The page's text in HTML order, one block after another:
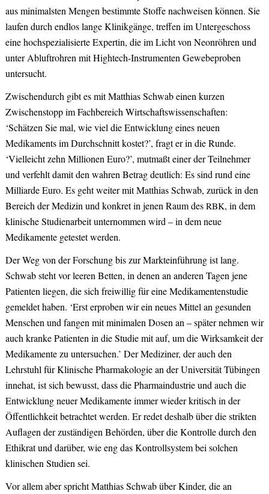
aus minimalsten Mengen bestimmte Stoffe nachweisen können. Sie
laufen durch endlos lange Klinikgänge, treffen im Untergeschoss
eine hochspezialisierte Expertin, die im Licht von Neonröhren und
unter Abluftrohren mit Hightech-Instrumenten Gewebeproben
untersucht.
Zwischendurch gibt es mit Matthias Schwab einen kurzen
Zwischenstopp im Fachbereich Wirtschaftswissenschaften:
‘Schätzen Sie mal, wie viel die Entwicklung eines neuen
Medikaments im Durchschnitt kostet?’, fragt er in die Runde.
‘Vielleicht zehn Millionen Euro?’, mutmaßt einer der Teilnehmer
und verfehlt damit den wahren Betrag deutlich: Es sind rund eine
Milliarde Euro. Es geht weiter mit Matthias Schwab, zurück in den
Bereich der Medizin und konkret in jenen Raum des RBK, in dem
klinische Studienarbeit unternommen wird – in dem neue
Medikamente getestet werden.
Der Weg von der Forschung bis zur Markteinführung ist lang.
Schwab steht vor leeren Betten, in denen an anderen Tagen jene
Patienten liegen, die sich freiwillig für eine Medikamentenstudie
gemeldet haben. ‘Erst erproben wir ein neues Mittel an gesunden
Menschen und fangen mit minimalen Dosen an – später nehmen wir
auch kranke Patienten in die Studie mit auf, um die Wirksamkeit der
Medikamente zu untersuchen.’ Der Mediziner, der auch den
Lehrstuhl für Klinische Pharmakologie an der Universität Tübingen
innehat, ist sich bewusst, dass die Pharmaindustrie und auch die
Entwicklung neuer Medikamente immer wieder kritisch in der
Öffentlichkeit betrachtet werden. Er redet deshalb über die strikten
Auflagen der zuständigen Behörden, über die Kontrolle durch den
Ethikrat und darüber, wie eng das Kontrollsystem bei solchen
klinischen Studien sei.
Vor allem aber spricht Matthias Schwab über Kinder, die an